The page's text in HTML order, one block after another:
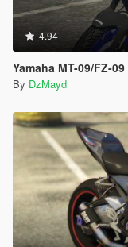
4.94
Yamaha MT-09/FZ-
By DzMayd